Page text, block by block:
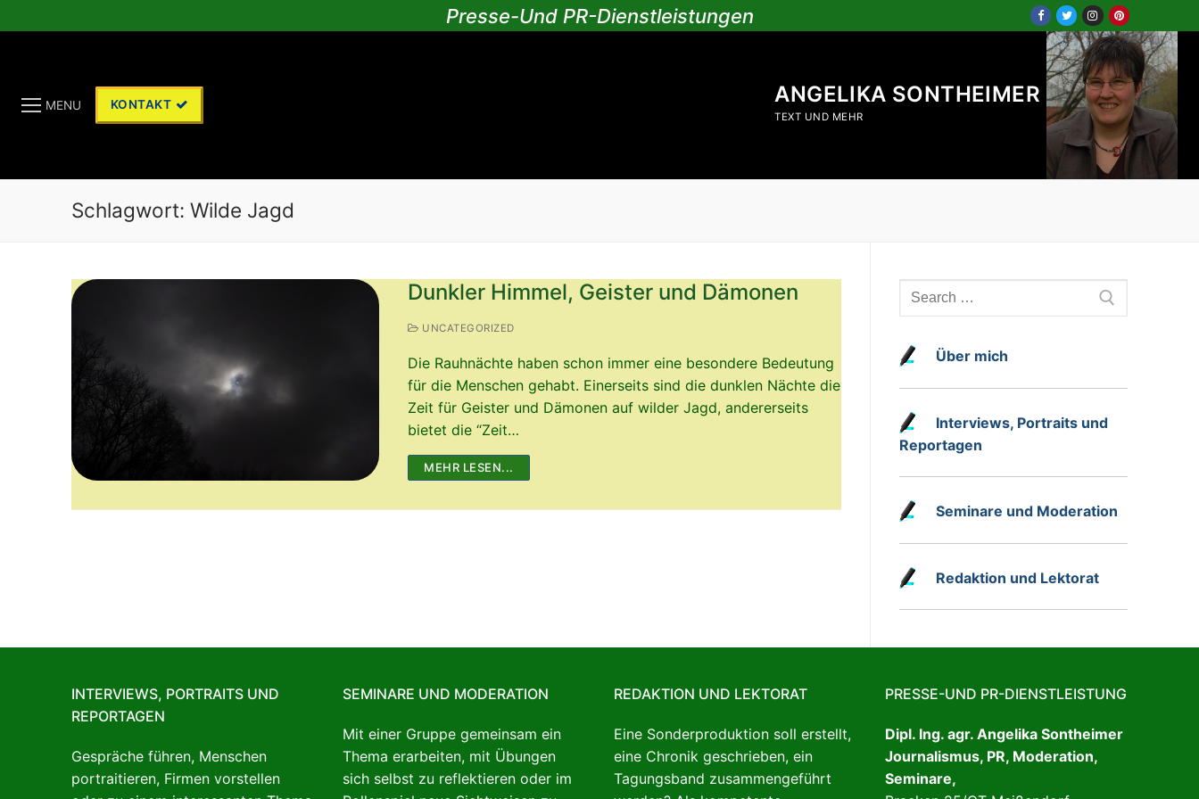
to
Presse-Und PR-Dienstleistungen
MENU KONTAKT ANGELIKA SONTHEIMER
TEXT UND MEHR
Schlagwort: Wilde Jagd
Dunkler Himmel, Geister und Dämonen
UNCATEGORIZED
Die Rauhnächte haben schon immer eine besondere Bedeutung
für die Menschen gehabt. Einerseits sind die dunklen Nächte die
Zeit für Geister und Dämonen auf wilder Jagd, andererseits
bietet die “Zeit…
MEHR LESEN...
Search
for:
Über mich
Interviews, Portraits und
Reportagen
Seminare und Moderation
Redaktion und Lektorat
INTERVIEWS, PORTRAITS UND
REPORTAGEN
Gespräche führen, Menschen
portraitieren, Firmen vorstellen
SEMINARE UND MODERATION
Mit einer Gruppe gemeinsam ein
Thema erarbeiten, mit Übungen
sich selbst zu reflektieren oder im
REDAKTION UND LEKTORAT
Eine Sonderproduktion soll erstellt,
eine Chronik geschrieben, ein
Tagungsband zusammengeführt
PRESSE-UND PR-DIENSTLEISTUNG
Dipl. Ing. agr. Angelika Sontheimer
Journalismus, PR, Moderation,
Seminare,